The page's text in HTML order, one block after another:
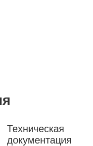
Техническая
документация